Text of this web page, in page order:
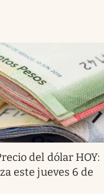
del dólar HOY:
este jueves 6 de